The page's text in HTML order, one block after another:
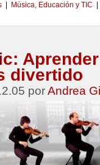
Música, Educación y TIC
divertido
porAndrea